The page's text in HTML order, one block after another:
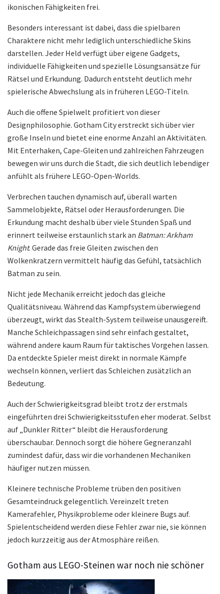
ikonischen Fähigkeiten frei.
Besonders interessant ist dabei, dass die spielbaren
Charaktere nicht mehr lediglich unterschiedliche Skins
darstellen. Jeder Held verfügt über eigene Gadgets,
individuelle Fähigkeiten und spezielle Lösungsansätze für
Rätsel und Erkundung. Dadurch entsteht deutlich mehr
spielerische Abwechslung als in früheren LEGO-Titeln.
Auch die offene Spielwelt profitiert von dieser
Designphilosophie. Gotham City erstreckt sich über vier
große Inseln und bietet eine enorme Anzahl an Aktivitäten.
Mit Enterhaken, Cape-Gleiten und zahlreichen Fahrzeugen
bewegen wir uns durch die Stadt, die sich deutlich lebendiger
anfühlt als frühere LEGO-Open-Worlds.
Verbrechen tauchen dynamisch auf, überall warten
Sammelobjekte, Rätsel oder Herausforderungen. Die
Erkundung macht deshalb über viele Stunden Spaß und
erinnert teilweise erstaunlich stark an Batman: Arkham
Knight. Gerade das freie Gleiten zwischen den
Wolkenkratzern vermittelt häufig das Gefühl, tatsächlich
Batman zu sein.
Nicht jede Mechanik erreicht jedoch das gleiche
Qualitätsniveau. Während das Kampfsystem überwiegend
überzeugt, wirkt das Stealth-System teilweise unausgereift.
Manche Schleichpassagen sind sehr einfach gestaltet,
während andere kaum Raum für taktisches Vorgehen lassen.
Da entdeckte Spieler meist direkt in normale Kämpfe
wechseln können, verliert das Schleichen zusätzlich an
Bedeutung.
Auch der Schwierigkeitsgrad bleibt trotz der erstmals
eingeführten drei Schwierigkeitsstufen eher moderat. Selbst
auf „Dunkler Ritter“ bleibt die Herausforderung
überschaubar. Dennoch sorgt die höhere Gegneranzahl
zumindest dafür, dass wir die vorhandenen Mechaniken
häufiger nutzen müssen.
Kleinere technische Probleme trüben den positiven
Gesamteindruck gelegentlich. Vereinzelt treten
Kamerafehler, Physikprobleme oder kleinere Bugs auf.
Spielentscheidend werden diese Fehler zwar nie, sie können
jedoch kurzzeitig aus der Atmosphäre reißen.
Gotham aus LEGO-Steinen war noch nie schöner